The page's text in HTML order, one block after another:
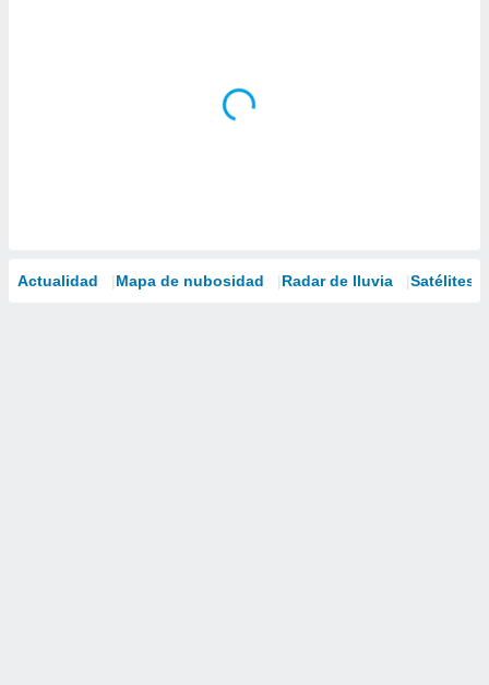
Actualidad Mapa de nubosidad Radar de lluvia Satélites